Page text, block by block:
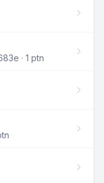
· 1 ptn